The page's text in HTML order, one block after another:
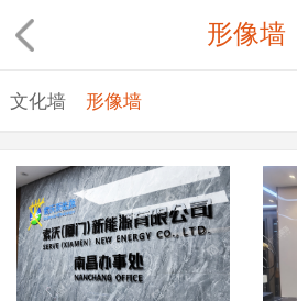
形像墙
文化墙 形像墙